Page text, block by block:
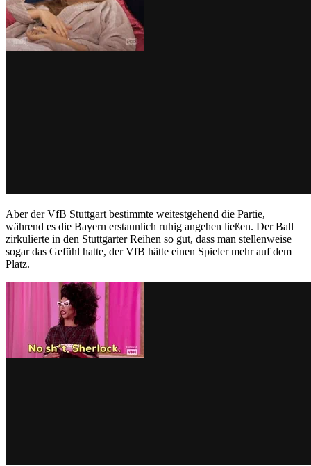
Aber der VfB Stuttgart bestimmte weitestgehend die Partie,
während es die Bayern erstaunlich ruhig angehen ließen. Der Ball
zirkulierte in den Stuttgarter Reihen so gut, dass man stellenweise
sogar das Gefühl hatte, der VfB hätte einen Spieler mehr auf dem
Platz.